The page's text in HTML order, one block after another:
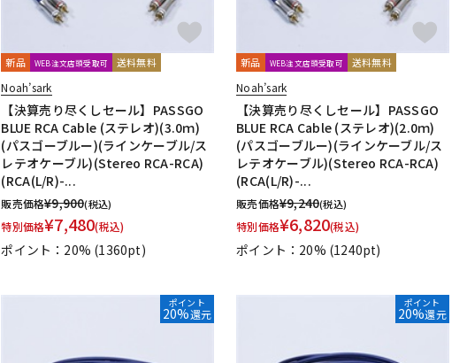
新品 WEB注文店頭受取可 送料無料
Noah’sark
【決算売り尽くしセール】PASSGO
BLUE RCA Cable (ステレオ)(3.0ｍ)
(パスゴーブルー)(ラインケーブル/ス
レテオケーブル)(Stereo RCA-RCA)
(RCA(L/R)-...
販売価格¥9,900(税込)
特別価格¥7,480(税込)
ポイント：20% (1360pt)
新品 WEB注文店頭受取可 送料無料
Noah’sark
【決算売り尽くしセール】PASSGO
BLUE RCA Cable (ステレオ)(2.0ｍ)
(パスゴーブルー)(ラインケーブル/ス
レテオケーブル)(Stereo RCA-RCA)
(RCA(L/R)-...
販売価格¥9,240(税込)
特別価格¥6,820(税込)
ポイント：20% (1240pt)
ポイント
20%還元
ポイント
20%還元